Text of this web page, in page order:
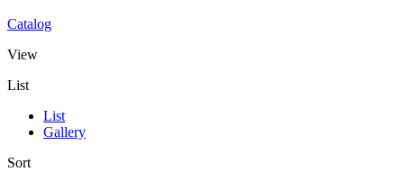
Catalog
View
List
List
Gallery
Sort